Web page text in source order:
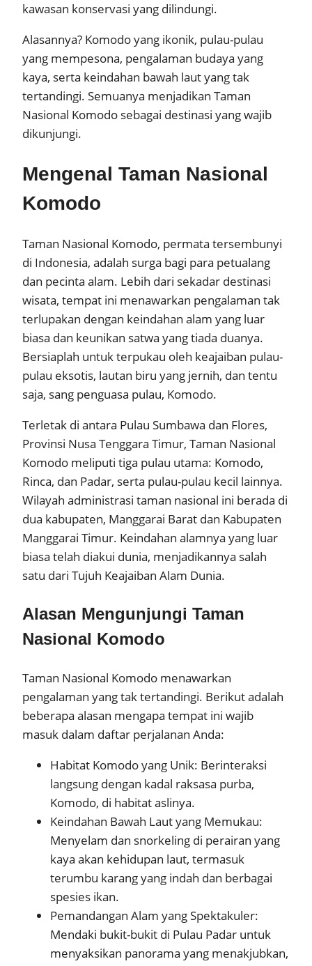
kawasan konservasi yang dilindungi.
Alasannya? Komodo yang ikonik, pulau-pulau
yang mempesona, pengalaman budaya yang
kaya, serta keindahan bawah laut yang tak
tertandingi. Semuanya menjadikan Taman
Nasional Komodo sebagai destinasi yang wajib
dikunjungi.
Mengenal Taman Nasional
Komodo
Taman Nasional Komodo, permata tersembunyi
di Indonesia, adalah surga bagi para petualang
dan pecinta alam. Lebih dari sekadar destinasi
wisata, tempat ini menawarkan pengalaman tak
terlupakan dengan keindahan alam yang luar
biasa dan keunikan satwa yang tiada duanya.
Bersiaplah untuk terpukau oleh keajaiban pulau-
pulau eksotis, lautan biru yang jernih, dan tentu
saja, sang penguasa pulau, Komodo.
Terletak di antara Pulau Sumbawa dan Flores,
Provinsi Nusa Tenggara Timur, Taman Nasional
Komodo meliputi tiga pulau utama: Komodo,
Rinca, dan Padar, serta pulau-pulau kecil lainnya.
Wilayah administrasi taman nasional ini berada di
dua kabupaten, Manggarai Barat dan Kabupaten
Manggarai Timur. Keindahan alamnya yang luar
biasa telah diakui dunia, menjadikannya salah
satu dari Tujuh Keajaiban Alam Dunia.
Alasan Mengunjungi Taman
Nasional Komodo
Taman Nasional Komodo menawarkan
pengalaman yang tak tertandingi. Berikut adalah
beberapa alasan mengapa tempat ini wajib
masuk dalam daftar perjalanan Anda:
Habitat Komodo yang Unik: Berinteraksi
langsung dengan kadal raksasa purba,
Komodo, di habitat aslinya.
Keindahan Bawah Laut yang Memukau:
Menyelam dan snorkeling di perairan yang
kaya akan kehidupan laut, termasuk
terumbu karang yang indah dan berbagai
spesies ikan.
Pemandangan Alam yang Spektakuler:
Mendaki bukit-bukit di Pulau Padar untuk
menyaksikan panorama yang menakjubkan,